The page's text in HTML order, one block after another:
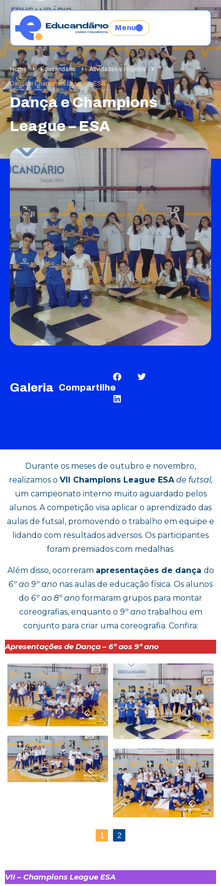
Menu
Home Educandário Atividades e Projetos
Dança e Champions League – ESA
Dança e Champions
League – ESA
Galeria Compartilhe
Durante os meses de outubro e novembro,
realizamos o VII Champions League ESA de futsal,
um campeonato interno muito aguardado pelos
alunos. A competição visa aplicar o aprendizado das
aulas de futsal, promovendo o trabalho em equipe e
lidando com resultados adversos. Os participantes
foram premiados com medalhas.
Além disso, ocorreram apresentações de dança do
6º ao 9º ano nas aulas de educação física. Os alunos
do 6º ao 8º ano formaram grupos para montar
coreografias, enquanto o 9º anotrabalhou em
conjunto para criar uma coreografia. Confira:
Apresentações de Dança – 6º aos 9º ano
1 2
VII – Champions League ESA